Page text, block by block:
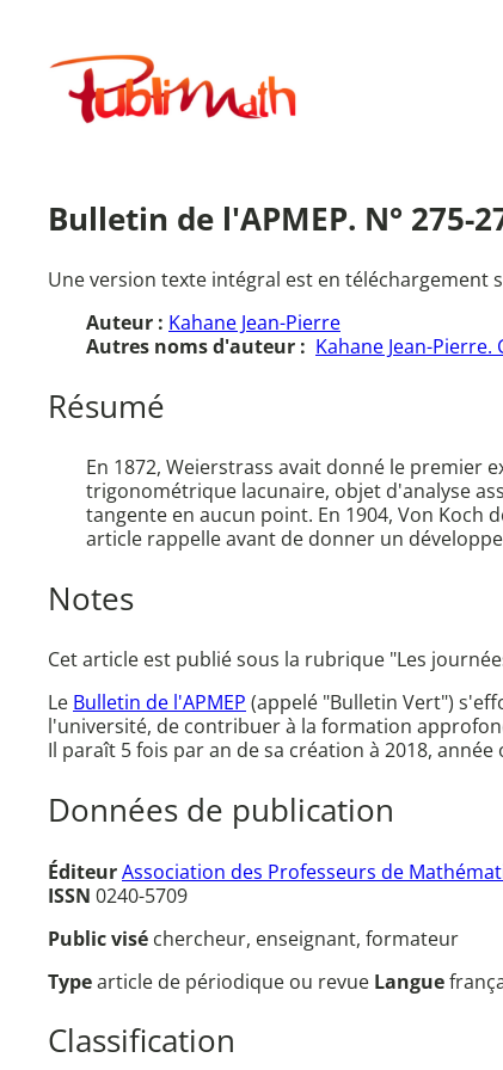
contenuPublimath
Bulletin de l'APMEP. N° 275-
Une version texte intégral est en téléchargement
Auteur : Kahane Jean-Pierre
Autres noms d'auteur : Kahane Jean-Pierre.
Résumé
En 1872, Weierstrass avait donné le premier
trigonométrique lacunaire, objet d'analyse
tangente en aucun point. En 1904, Von
article rappelle avant de donner un
Notes
Cet article est publié sous la rubrique "Les
Le Bulletin de l'APMEP (appelé "Bulletin Vert")
l'université, de contribuer à la formation
Il paraît 5 fois par an de sa création à 2018, année
Données de publication
ÉditeurAssociation des Professeurs de
ISSN 0240-5709
Public visé chercheur, enseignant, formateur
Typearticle de périodique ou revue Langue
Classification